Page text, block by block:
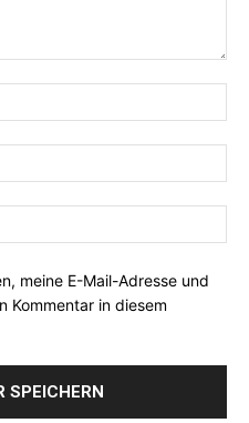
meine E-Mail-Adresse und
Kommentar in diesem